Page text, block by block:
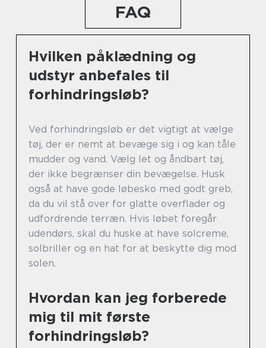
FAQ
Hvilken påklædning og
udstyr anbefales til
forhindringsløb?
Ved forhindringsløb er det vigtigt at vælge
tøj, der er nemt at bevæge sig i og kan tåle
mudder og vand. Vælg let og åndbart tøj,
der ikke begrænser din bevægelse. Husk
også at have gode løbesko med godt greb,
da du vil stå over for glatte overflader og
udfordrende terræn. Hvis løbet foregår
udendørs, skal du huske at have solcreme,
solbriller og en hat for at beskytte dig mod
solen.
Hvordan kan jeg forberede
mig til mit første
forhindringsløb?